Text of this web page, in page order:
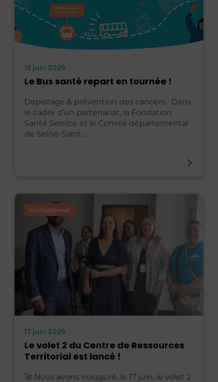
19 juin 2025
Le Bus santé repart en tournée !
Dépistage & prévention des cancers Dans
le cadre d’un partenariat, la Fondation
Santé Service et le Comité départemental
de Seine-Saint-....
Institutionnel
17 juin 2025
Le volet 2 du Centre de Ressources
Territorial est lancé !
🚀 Nous avons inauguré, le 17 juin, le volet 2